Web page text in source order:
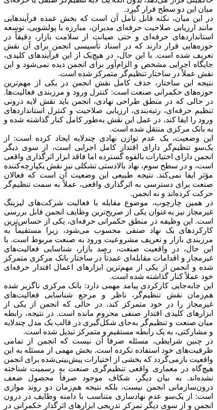
میان این دو سطح قرار گیرد.
در این میان، نکته قابل تأمل آن است که بخش عمده فرآیندهایی
مانند ارزیابی صلاحیت حرفه‌ای مدیران، مبارزه با پولشویی، توسعه
استانداردهای حرفه‌ای و حتی صیانت از سلامت بازار، دقیقاً در
حوزه‌هایی قرار دارند که در اسناد تأسیسی انجمن برای آن نقش
تعریف شده است. با این حال، در هیچ‌یک از این فرآیندهای کلیدی،
جایگاه اجرایی مشخص و الزام‌آور برای انجمن دیده نمی‌شود و این
نقش عملاً در ساختار تنظیم‌گر متمرکز شده است.
نتیجه این ساختار، حذف کامل نقش انجمن در یکی از مهم‌ترین
حوزه‌های حکمرانی صنعت است: کنترل ورود و مرزبندی فعالیت‌ها.
در حالی که در منطق طراحی نهادی، انجمن باید نقش لایه درونی
تنظیم حرفه‌ای، رتبه‌بندی، ارزیابی صلاحیت و کنترل استانداردهای
ورود را ایفا کند، در عمل این نقش به‌طور کامل کنار گذاشته شده و
به بانک مرکزی منتقل شده است.
این وضعیت، یک عدم توازن نهادی چندلایه ایجاد کرده است: از
یک‌سو تنظیم‌گر دارای اقتدار کامل اجرایی است، از سوی دیگر
انجمن دارای اختیارات بالقوه گسترده اما فاقد ابزار اثرگذاری واقعی
است، و در سطح سوم، نهاد بالادستی تشکلی نیز نقش یکپارچه‌کننده
مؤثر ایفا نمی‌کند. نتیجه طبیعی این وضعیت آن است که فعالان
صنعت برای دسترسی به اثرگذاری واقعی، عملاً به سمت تنظیم‌گر
حرکت کرده‌اند و نه انجمن.
در همین چارچوب، موضوع مقابله با فعالیت شرکت‌های لیزینگ
غیرمجاز نیز به‌عنوان یکی از صریح‌ترین وظایف انجمن قابل بررسی
است. این وظیفه در منطق حکمرانی حرفه‌ای، یکی از حساس‌ترین
کارکردهای یک نهاد صنفی محسوب می‌شود، زیرا مستقیماً به
مرزبندی بازار و تعریف مشروعیت ورود به صنعت مربوط است. با
این حال، در واقعیت صنعت، رصد بازار، شناسایی فعالیت‌های
غیرمجاز و اقدامات مقابله‌ای عمدتاً در ساختار بانک مرکزی متمرکز
شده و انجمن از یکی از مهم‌ترین ابزارهای اعمال اقتدار حرفه‌ای
خود عملاً کنار گذاشته شده است.
این جابه‌جایی کارکردی پیامد مهمی دارد: بانک مرکزی ناگزیر شده
هم‌زمان نقش تنظیم‌گر، ناظر و مرجع شناسایی فعالیت‌های
غیرمجاز را در خود متمرکز کند، در حالی که انجمن از یکی از
ابزارهای کلیدی اقتدار صنفی محروم مانده است. در نتیجه، رابطه
میان صنعت و تنظیم‌گر به‌جای شکل‌گیری در قالب یک مدل چندلایه
و مشارکتی، به یک رابطه مستقیم و متمرکز تبدیل شده است.
در چنین شرایطی، مسئله صرفاً آن نیست که انجمن از تمامی
ظرفیت‌های خود استفاده نکرده است. بخش مهمی از مسئله به این
واقعیت بازمی‌گردد که بخشی از اختیارات پیش‌بینی‌شده برای انجمن
هیچ‌گاه در معماری واقعی تنظیم‌گری صنعت به رسمیت شناخته
نشده‌اند. به بیان دیگر، شکاف موجود صرفاً محصول ضعف
درون‌سازمانی انجمن نیست، بلکه نتیجه هم‌زمان دو روند موازی
است: از یک‌سو عدم نهادسازی متناسب با دامنه وظایف در درون
انجمن و از سوی دیگر تمرکز تدریجی ابزارهای اثرگذار حکمرانی در